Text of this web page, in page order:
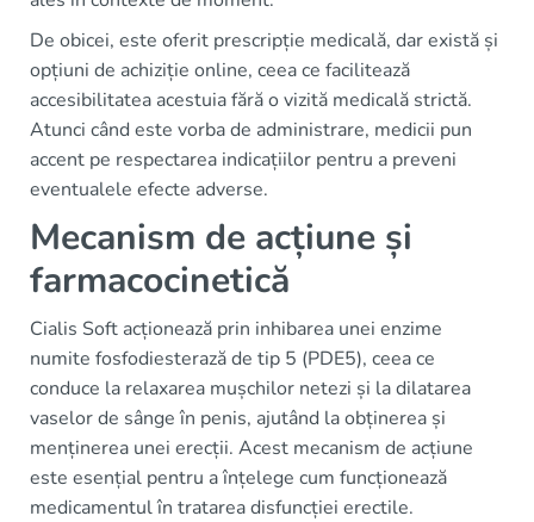
De obicei, este oferit prescripție medicală, dar există și
opțiuni de achiziție online, ceea ce facilitează
accesibilitatea acestuia fără o vizită medicală strictă.
Atunci când este vorba de administrare, medicii pun
accent pe respectarea indicațiilor pentru a preveni
eventualele efecte adverse.
Mecanism de acțiune și
farmacocinetică
Cialis Soft acționează prin inhibarea unei enzime
numite fosfodiesterază de tip 5 (PDE5), ceea ce
conduce la relaxarea mușchilor netezi și la dilatarea
vaselor de sânge în penis, ajutând la obținerea și
menținerea unei erecții. Acest mecanism de acțiune
este esențial pentru a înțelege cum funcționează
medicamentul în tratarea disfuncției erectile.